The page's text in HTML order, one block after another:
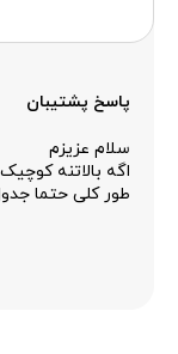
پاسخ پشتیبان
سلام عزیزم
اگه بالاتنه
طور کلی حتما